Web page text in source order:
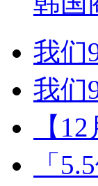
我们
我们
【
「